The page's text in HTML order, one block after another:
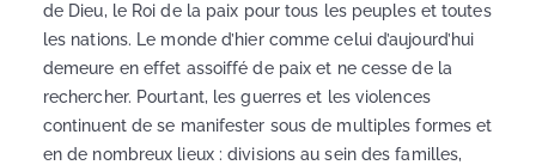
de Dieu, le Roi de la paix pour tous les peuples et toutes
les nations. Le monde d’hier comme celui d’aujourd’hui
demeure en effet assoiffé de paix et ne cesse de la
rechercher. Pourtant, les guerres et les violences
continuent de se manifester sous de multiples formes et
en de nombreux lieux : divisions au sein des familles,